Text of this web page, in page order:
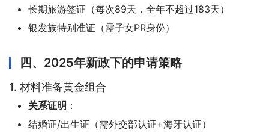
长期旅游签证（每次89天，全年不超过183天）
银发族特别准证（需子女PR身份）
四、2025年新政下的申请策略
1. 材料准备黄金组合
关系证明 ：
结婚证/出生证（需外交部认证+海牙认证）